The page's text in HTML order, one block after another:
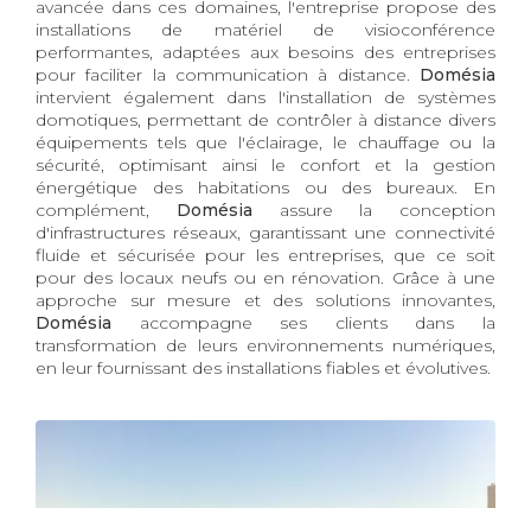
avancée dans ces domaines, l'entreprise propose des
installations de matériel de visioconférence
performantes, adaptées aux besoins des entreprises
pour faciliter la communication à distance. Domésia
intervient également dans l'installation de systèmes
domotiques, permettant de contrôler à distance divers
équipements tels que l'éclairage, le chauffage ou la
sécurité, optimisant ainsi le confort et la gestion
énergétique des habitations ou des bureaux. En
complément, Domésia assure la conception
d'infrastructures réseaux, garantissant une connectivité
fluide et sécurisée pour les entreprises, que ce soit
pour des locaux neufs ou en rénovation. Grâce à une
approche sur mesure et des solutions innovantes,
Domésia accompagne ses clients dans la
transformation de leurs environnements numériques,
en leur fournissant des installations fiables et évolutives.